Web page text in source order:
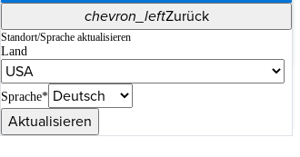
Vet Systems OrthoPedia Patient
Supplier Portal
Synergy-Bildgebung und -Resektion
chevron_leftZurück
Standort/Sprache aktualisieren
Land
Sprache*
Aktualisieren